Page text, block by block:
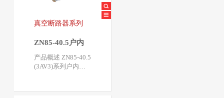
真空断路器系列
ZN85-40.5户内
路器
产品概述 ZN85-40.5
(3AV3)系列户内高
相交流50Hz…